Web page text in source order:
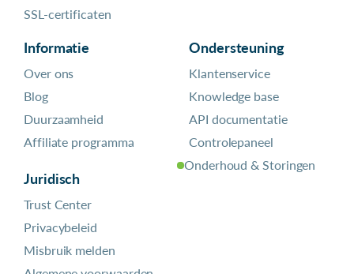
SSL-certificaten
Informatie
Over ons
Blog
Duurzaamheid
Affiliate programma
Juridisch
Trust Center
Privacybeleid
Misbruik melden
Ondersteuning
Klantenservice
Knowledge base
API documentatie
Controlepaneel
Onderhoud & Storingen